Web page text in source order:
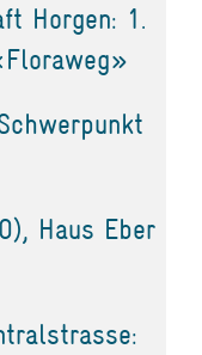
Horgen: 1.
Haus Eber